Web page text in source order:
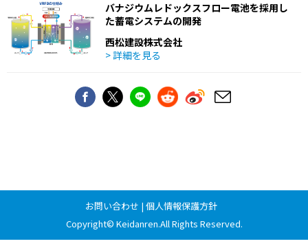
バナジウムレドックスフロー電池を採用し
た蓄電システムの開発
西松建設株式会社
> 詳細を見る
お問い合わせ | 個人情報保護方針
Copyright© Keidanren.All Rights Reserved.